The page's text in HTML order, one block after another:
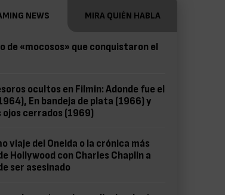
NEWS MIRA QUIÉN HABLA
de «mocosos» que conquistaron el
ocultos en Filmin: Adonde fue el
En bandeja de plata (1966) y
ojos cerrados (1969)
viaje del Oneida o la crónica más
Hollywood con Charles Chaplin a
ser asesinado